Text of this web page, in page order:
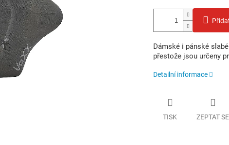
Dámské i pánské
přestože jsou určeny
Detailní informace
TISK ZEPTAT SE